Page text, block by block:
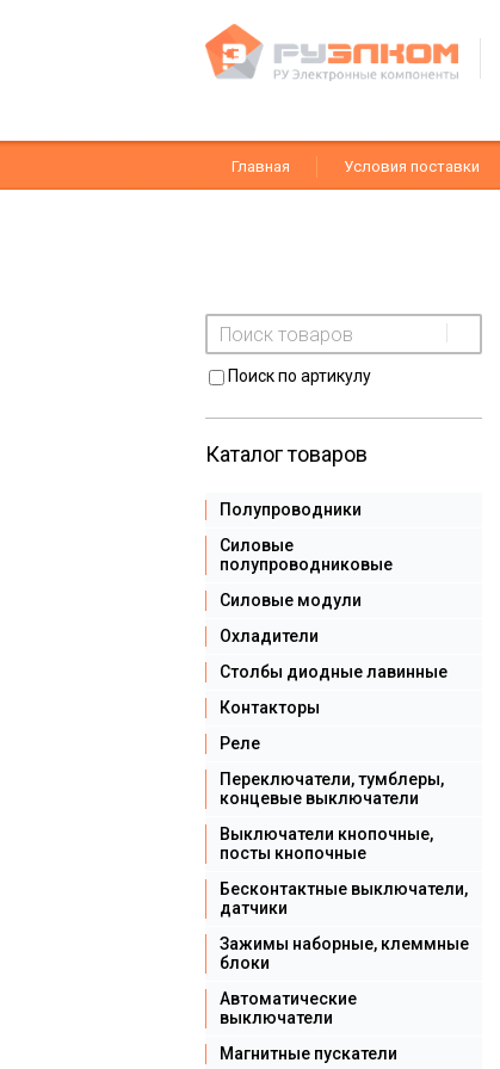
Главная Условия поставки
Поиск по артикулу
Каталог товаров
Полупроводники
Силовые
полупроводниковые
Силовые модули
Охладители
Столбы диодные лавинные
Контакторы
Реле
Переключатели, тумблеры,
концевые выключатели
Выключатели кнопочные,
посты кнопочные
Бесконтактные выключатели,
датчики
Зажимы наборные, клеммные
блоки
Автоматические
выключатели
Магнитные пускатели